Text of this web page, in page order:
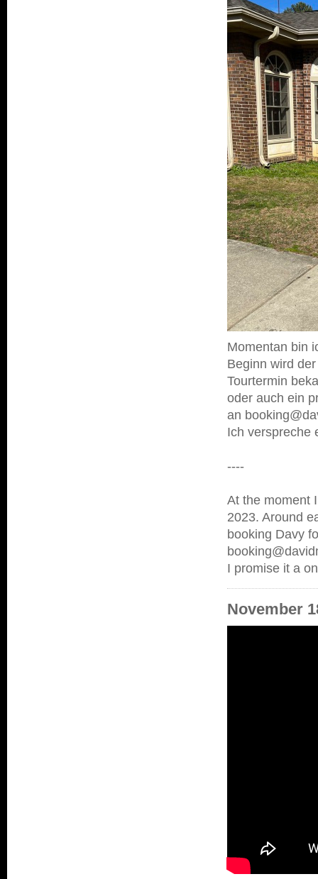
Momentan bin
Beginn wird
Tourtermin
oder auch ein
an
Ich verspreche
----
At the moment
2023. Around
booking Davy
I promise it a
November